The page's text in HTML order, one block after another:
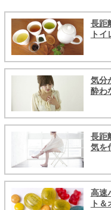
長距
ト
気分
酔わ
長距
気を
高速
ト